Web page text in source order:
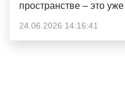
пространстве – это
24.06.2026 14:16:41